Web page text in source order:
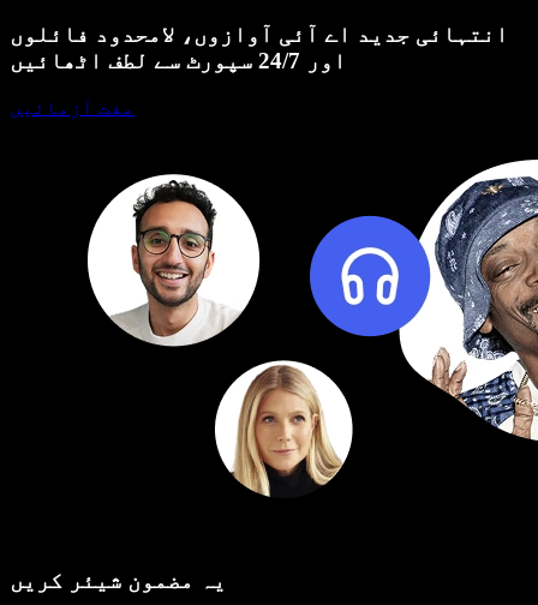
انتہائی جدید اے آئی آوازوں، لامحدود فائلوں
اور 24/7 سپورٹ سے لطف اٹھائیں
مفت آزمائیں
یہ مضمون شیئر کریں